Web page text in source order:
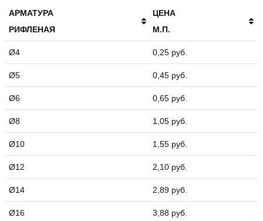
АРМАТУРА
РИФЛЕНАЯ
ЦЕНА
М.П.
АРМАТУРА
РИФЛЕНАЯ
ЦЕНА
М.П.
Ø4 0,25 руб.
Ø5 0,45 руб.
Ø6 0,65 руб.
Ø8 1,05 руб.
Ø10 1,55 руб.
Ø12 2,10 руб.
Ø14 2,89 руб.
Ø16 3,88 руб.